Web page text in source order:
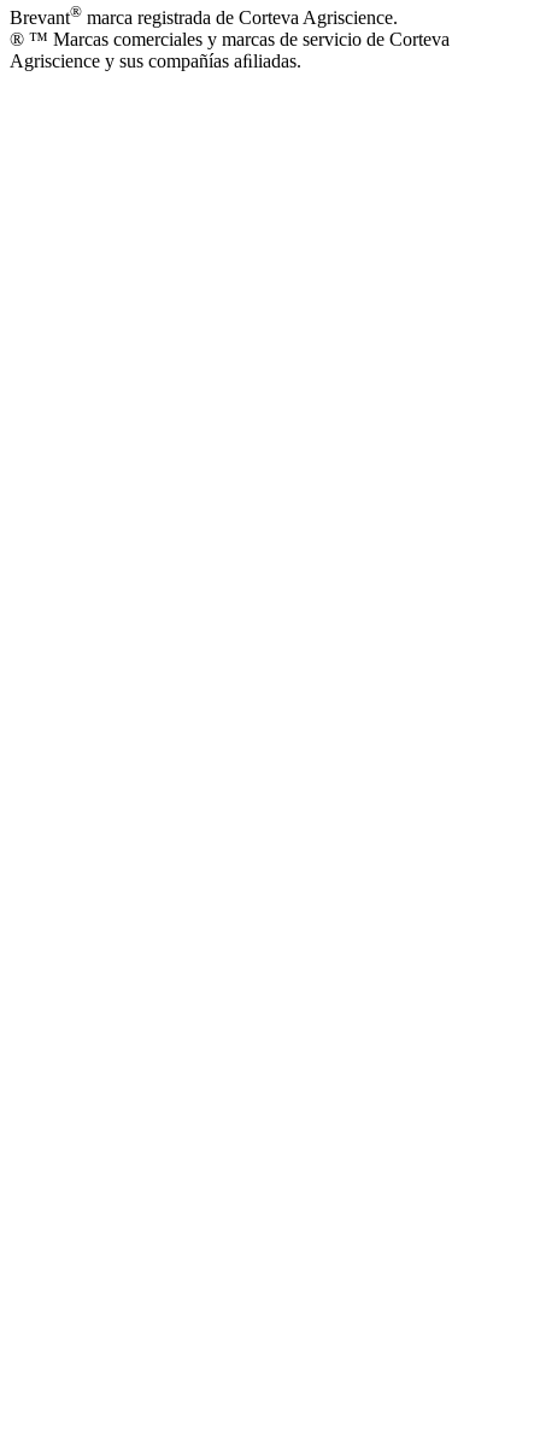
Brevant® marca registrada de Corteva Agriscience.
® ™ Marcas comerciales y marcas de servicio de Corteva
Agriscience y sus compañías aﬁliadas.